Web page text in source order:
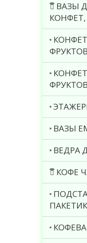
ВАЗЫ
ВАЗЫ
ВЕДРА
КОФЕ